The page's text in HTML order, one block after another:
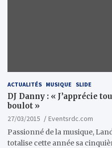
ACTUALITÉS MUSIQUE SLIDE
DJ Danny : « J’apprécie
boulot »
27/03/2015
Eventsrdc.com
Passionné de la musique,
totalise cette année sa